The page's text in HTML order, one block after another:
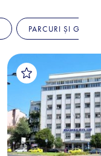
PARCURI ȘI